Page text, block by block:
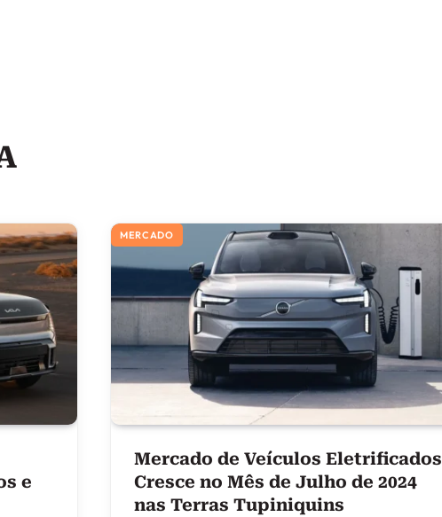
e
MERCADO
Mercado de Veículos Eletrificados
Cresce no Mês de Julho de 2024
nas Terras Tupiniquins